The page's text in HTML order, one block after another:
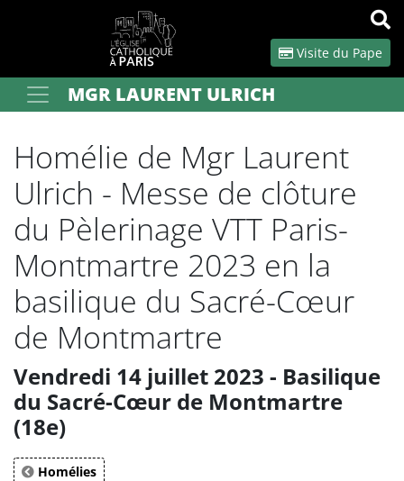
Visite du Pape
Votre rechercheMGR LAURENT ULRICH
Homélie de Mgr Laurent
Ulrich - Messe de clôture
du Pèlerinage VTT Paris-
Montmartre 2023 en la
basilique du Sacré-Cœur
de Montmartre
Vendredi 14 juillet 2023 - Basilique
du Sacré-Cœur de Montmartre
(18e)
Homélies
Panneau de gestion des cookies